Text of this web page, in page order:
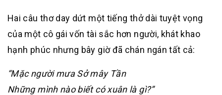
Hai câu thơ day dứt một tiếng thở dài tuyệt vọng
của một cô gái vốn tài sắc hơn người, khát khao
hạnh phúc nhưng bây giờ đã chán ngán tất cả:
“Mặc người mưa Sở mây Tần
Những mình nào biết có xuân là gì?”